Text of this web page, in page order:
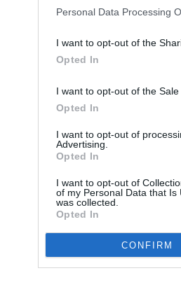
Personal Data Processing
I want to opt-out of the
Opted In
I want to opt-out of the Sale
Opted In
I want to opt-out of
Advertising.
Opted In
I want to opt-out of
of my Personal Data that
was collected.
Opted In
CONFIRM